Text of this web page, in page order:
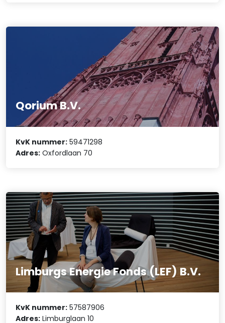
Qorium B.V.
KvK nummer: 59471298
Adres: Oxfordlaan 70
Limburgs Energie Fonds (LEF) B.V.
KvK nummer: 57587906
Adres: Limburglaan 10